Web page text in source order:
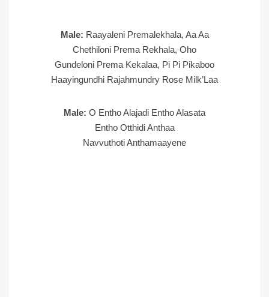
Male: Raayaleni Premalekhala, Aa Aa
Chethiloni Prema Rekhala, Oho
Gundeloni Prema Kekalaa, Pi Pi Pikaboo
Haayingundhi Rajahmundry Rose Milk’Laa
Male: O Entho Alajadi Entho Alasata
Entho Otthidi Anthaa
Navvuthoti Anthamaayene